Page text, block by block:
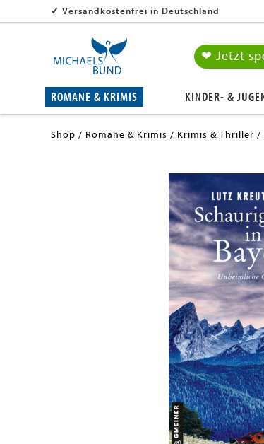
✓ Versandkostenfrei in Deutschland
❤ Jetzt
ROMANE & KRIMIS KINDER- &
Shop Romane & Krimis Krimis & Thriller